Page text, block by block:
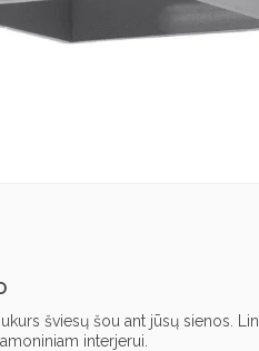
šviesų šou ant jūsų sienos.
interjerui.